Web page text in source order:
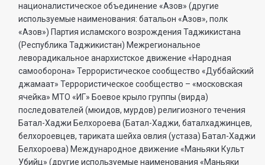
националистическое объединение «Азов» (другие
используемые наименования: батальон «Азов», полк
«Азов») Партия исламского возрождения Таджикистана
(Республика Таджикистан) Межрегиональное
леворадикальное анархистское движение «Народная
самооборона» Террористическое сообщество «Дуббайский
джамаат» Террористическое сообщество – «московская
ячейка» МТО «ИГ» Боевое крыло группы (вирда)
последователей (мюидов, мурдов) религиозного течения
Батал-Хаджи Белхороева (Батал-Хаджи, баталхаджинцев,
белхороевцев, тариката шейха овлия (устаза) Батал-Хаджи
Белхороева) Международное движение «Маньяки Культ
Убийц» (другие используемые наименования «Маньяки